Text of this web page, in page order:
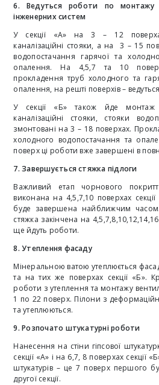
6. Ведуться роботи по монтажу
інженерних систем
У секції «А» на 3 – 12
каналізаційні стояки, а на 3 – 15
водопостачання гарячої та
опалення. На 4,5,7 та 10
прокладення труб холодного та
опалення, на решті поверхів –
У секції «Б» також йде монтаж
каналізаційні стояки, стояки
змонтовані на 3 – 18 поверхах.
холодного водопостачання та
поверх ці роботи вже завершені в
7. Завершується стяжка підлоги
Важливий етап чорнового
виконана на 4,5,7,10 поверхах
буде завершена найближчим часом.
стяжка закінчена на
ще йдуть роботи.
8. Утеплення фасаду
Мінеральною ватою утеплюється
та на тих же поверхах секції «Б».
роботи з утеплення та монтажу
1 по 22 поверх. Пілони з
та утеплюються.
9. Розпочато штукатурні роботи
Нанесення на стіни гіпсової
секції «А» і на 6,7, 8 поверхах секції
штукатурів – це 7 поверх першого
другої секції.